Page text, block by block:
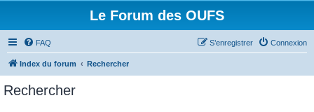
Le Forum des OUFS
FAQ Connexion
S’enregistrer
Index du forum Rechercher
Rechercher